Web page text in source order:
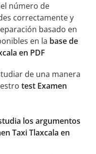
número de
correctamente y
basado en
en la base de
en PDF
de una manera
test Examen
los argumentos
Taxi Tlaxcala en